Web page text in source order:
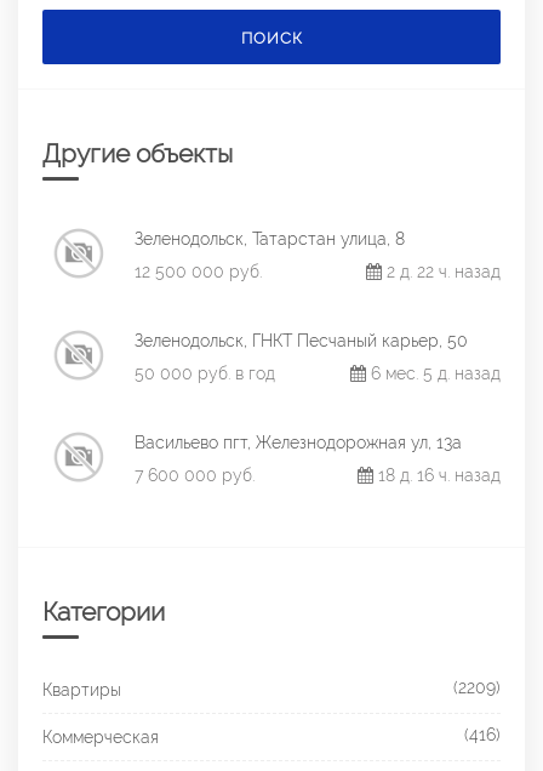
ПОИСК
Другие объекты
Зеленодольск, Татарстан улица, 8
12 500 000 руб.
2 д. 22 ч. назад
Зеленодольск, ГНКТ Песчаный карьер, 50
50 000 руб. в год
6 мес. 5 д. назад
Васильево пгт, Железнодорожная ул, 13а
7 600 000 руб.
18 д. 16 ч. назад
Категории
Квартиры (2209)
Коммерческая (416)